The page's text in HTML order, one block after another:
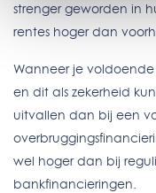
strenger geworden in
rentes hoger dan
Wanneer je
en dit als zekerheid
uitvallen dan bij een
wel hoger dan bij
bankfinancieringen.